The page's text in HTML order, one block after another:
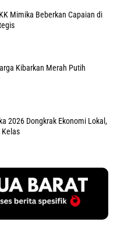
Mimika Beberkan Capaian di
Kibarkan Merah Putih
2026 Dongkrak Ekonomi Lokal,
Kelas